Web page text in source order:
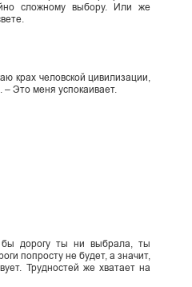
сложному выбору. Или же
крах человской цивилизации,
– Это меня успокаивает.
дорогу ты ни выбрала, ты
попросту не будет, а значит,
Трудностей же хватает на